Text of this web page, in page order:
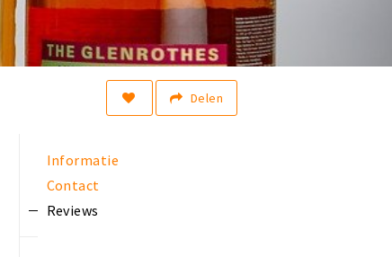
Delen
Informatie
Contact
Reviews